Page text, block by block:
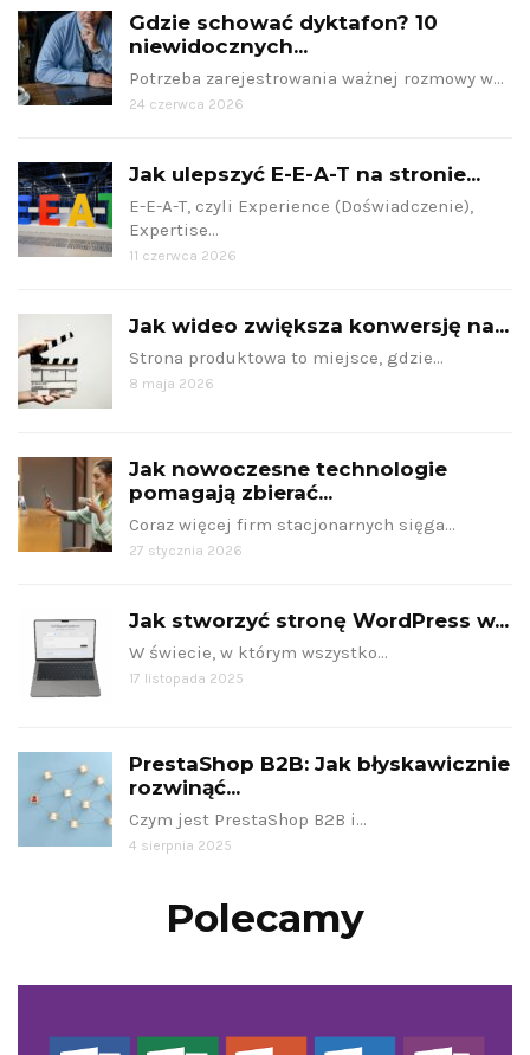
Gdzie schować dyktafon? 10
niewidocznych...
Potrzeba zarejestrowania ważnej rozmowy w…
24 czerwca 2026
Jak ulepszyć E-E-A-T na stronie...
E-E-A-T, czyli Experience (Doświadczenie),
Expertise…
11 czerwca 2026
Jak wideo zwiększa konwersję na...
Strona produktowa to miejsce, gdzie…
8 maja 2026
Jak nowoczesne technologie
pomagają zbierać...
Coraz więcej firm stacjonarnych sięga…
27 stycznia 2026
Jak stworzyć stronę WordPress w...
W świecie, w którym wszystko…
17 listopada 2025
PrestaShop B2B: Jak błyskawicznie
rozwinąć...
Czym jest PrestaShop B2B i…
4 sierpnia 2025
Polecamy